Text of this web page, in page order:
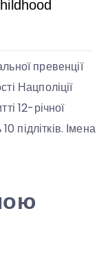
превенції
Нацполіції
12-річної
підлітків. Імена